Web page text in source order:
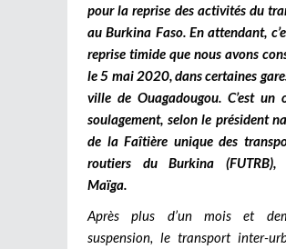
pour la reprise des activités du
au Burkina Faso. En attendant,
reprise timide que nous avons
le 5 mai 2020, dans certaines
ville de Ouagadougou. C’est un
soulagement, selon le président
de la Faîtière unique des
routiers du Burkina (FUTRB),
Maïga.
Après plus d’un mois et
suspension, le transport inter-